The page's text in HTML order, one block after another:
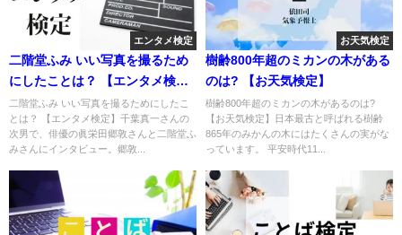
エンタメ検定
二階堂ふみ いい写真を撮るため
にしたことは？ 【エンタメ検
定】
二階堂ふみ いい写真を撮るためにしたこ
とは？ 【エンタメ検定】千葉真一さんの
次男で、俳優の眞栄田郷敦さんと二階堂ふ
みさんにインタビュー。郷敦...
お天気検定
樹齢800年超のミカンの木がある
のは? 【お天気検定】
樹齢800年超のミカンの木があるのは?
【お天気検定】日本最古と呼ばれる樹齢
865年のみかんの木にはたくさんの実がな
っています。 平安時代11...